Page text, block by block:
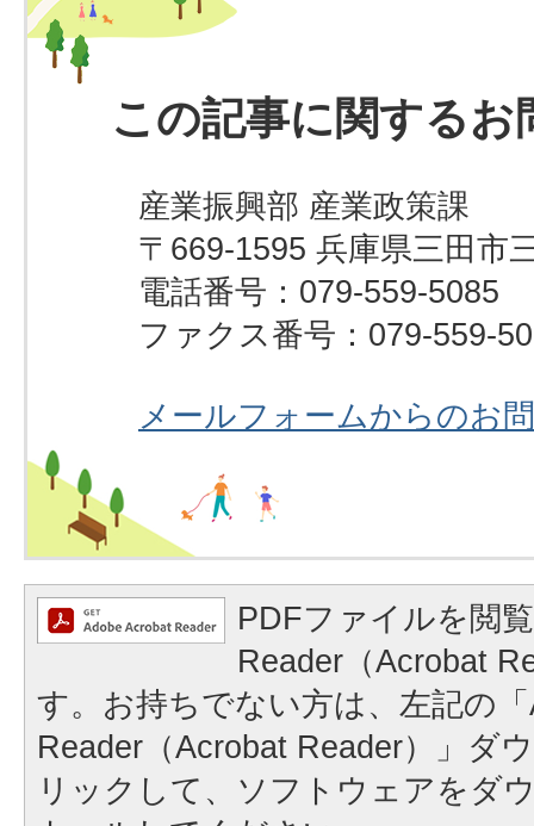
この記事に関するお
産業振興部 産業政策課
〒669-1595 兵庫県三田市
電話番号：079-559-5085
ファクス番号：079-559-
メールフォームからのお
PDFファイルを閲
Reader（Acrobat
す。お持ちでない方は、左記の
Reader（Acrobat Reader）」ダ
リックして、ソフトウェアをダ